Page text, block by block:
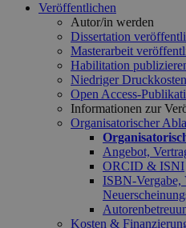
Veröffentlichen
Autor/in werden
Dissertation
Masterarbeit
Habilitation
Niedriger
Open Access-
Informationen zur
Organisatorischer
Angebot,
ORCID & ISNI
ISBN-
Kosten &